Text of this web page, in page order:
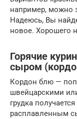
например, можно
Надеюсь, Вы
новое. Хорошего
Горячие
сыром
Кордон блю —
швейцарскими
грудка
расплавленным